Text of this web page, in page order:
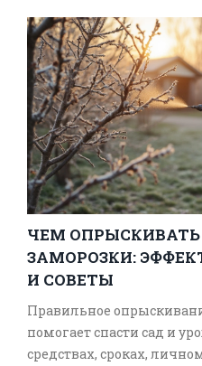
ЧЕМ ОПРЫСКИВАТЬ
ЗАМОРОЗКИ:
И СОВЕТЫ
Правильное
помогает спасти сад и
средствах, сроках,